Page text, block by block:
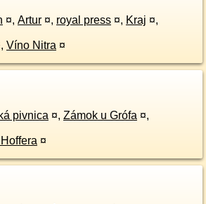
¤, Artur ¤, royal press ¤, Kraj ¤,
, Víno Nitra ¤
pivnica ¤, Zámok u Grófa ¤,
¤